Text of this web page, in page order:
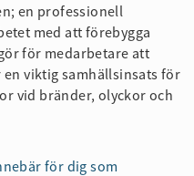
en professionell
med att förebygga
för medarbetare att
viktig samhällsinsats för
vid bränder, olyckor och
för dig som